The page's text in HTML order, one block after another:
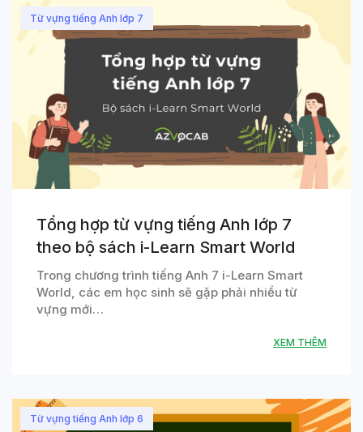
Từ vựng tiếng Anh lớp 7
Tổng hợp từ vựng tiếng Anh lớp 7
theo bộ sách i-Learn Smart World
Trong chương trình tiếng Anh 7 i-Learn Smart
World, các em học sinh sẽ gặp phải nhiều từ
vựng mới…
XEM THÊM
Từ vựng tiếng Anh lớp 6